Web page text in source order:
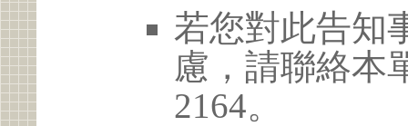
若您對此告知
慮，請聯絡本
2164。